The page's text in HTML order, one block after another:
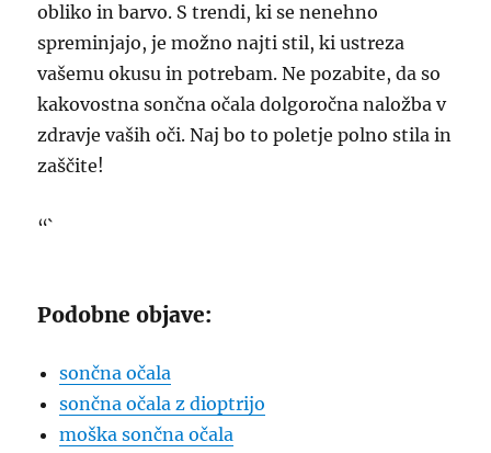
obliko in barvo. S trendi, ki se nenehno
spreminjajo, je možno najti stil, ki ustreza
vašemu okusu in potrebam. Ne pozabite, da so
kakovostna sončna očala dolgoročna naložba v
zdravje vaših oči. Naj bo to poletje polno stila in
zaščite!
“`
Podobne objave:
sončna očala
sončna očala z dioptrijo
moška sončna očala